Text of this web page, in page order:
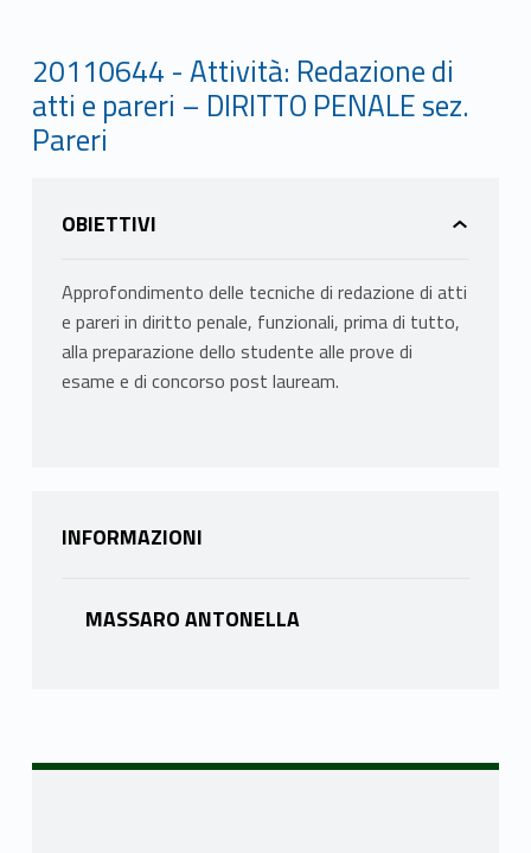
20110644 - Attività: Redazione di
atti e pareri – DIRITTO PENALE sez.
Pareri
OBIETTIVI
Approfondimento delle tecniche di redazione di atti
e pareri in diritto penale, funzionali, prima di tutto,
alla preparazione dello studente alle prove di
esame e di concorso post lauream.
INFORMAZIONI
MASSARO ANTONELLA